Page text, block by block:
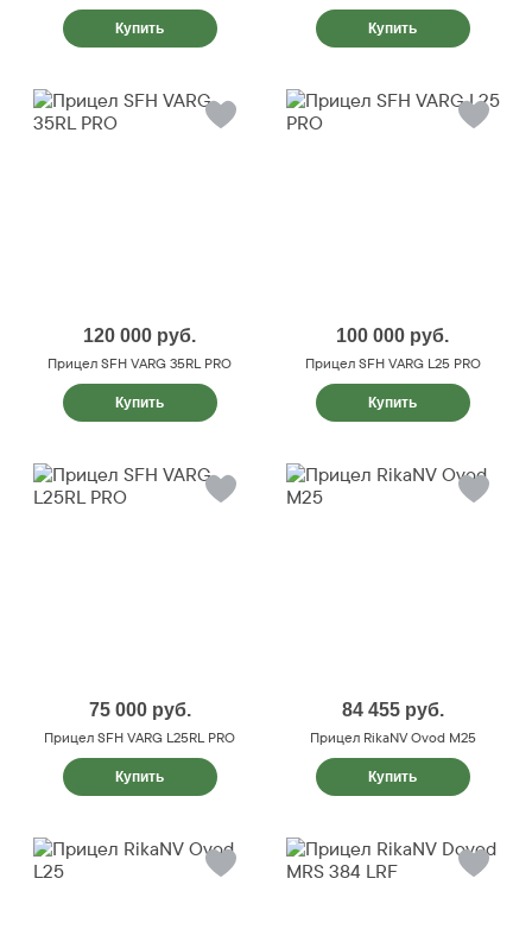
Купить Купить
120 000 руб.
Прицел SFH VARG 35RL PRO
Купить
100 000 руб.
Прицел SFH VARG L25 PRO
Купить
75 000 руб.
Прицел SFH VARG L25RL PRO
Купить
84 455 руб.
Прицел RikaNV Ovod M25
Купить